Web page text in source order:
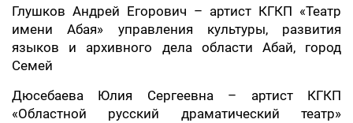
Глушков Андрей Егорович – артист КГКП «Театр
имени Абая» управления культуры, развития
языков и архивного дела области Абай, город
Семей
Дюсебаева Юлия Сергеевна – артист КГКП
«Областной русский драматический театр»